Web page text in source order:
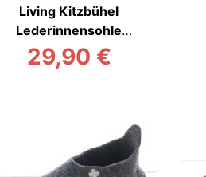
Living Kitzbühel
Lederinnensohle
Hauspantoffel
29,90 €